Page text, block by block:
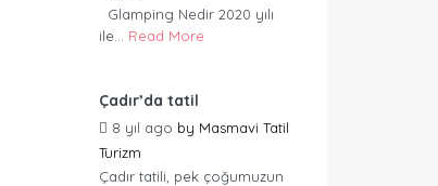
Glamping Nedir 2020 yılı
ile... Read More
Çadır’da tatil
8 yıl ago by Masmavi Tatil
Turizm
Çadır tatili, pek çoğumuzun